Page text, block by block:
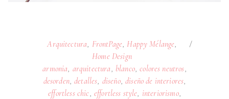
Arquitectura FrontPage Happy Mélange
Home Design
armonia arquitectura blanco,colores neutros
desorden,detalles diseño,diseño de interiores
effortless chic effortless style interiorismo,